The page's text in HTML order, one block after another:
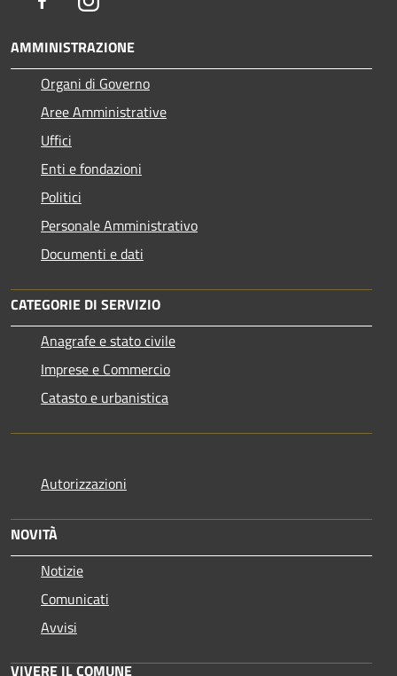
AMMINISTRAZIONE
Organi di Governo
Aree Amministrative
Uffici
Enti e fondazioni
Politici
Personale Amministrativo
Documenti e dati
CATEGORIE DI SERVIZIO
Anagrafe e stato civile
Imprese e Commercio
Catasto e urbanistica
Autorizzazioni
NOVITÀ
Notizie
Comunicati
Avvisi
VIVERE IL COMUNE